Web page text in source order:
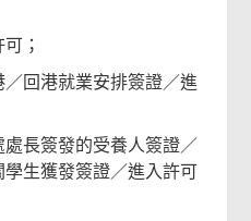
；
回港就業安排簽證／進
長簽發的受養人簽證／
生獲發簽證／進入許可